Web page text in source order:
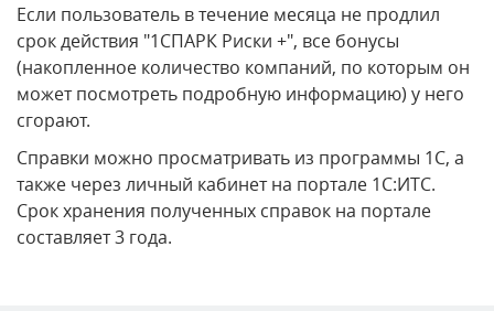
Если пользователь в течение месяца не продлил
срок действия "1СПАРК Риски +", все бонусы
(накопленное количество компаний, по которым он
может посмотреть подробную информацию) у него
сгорают.
Справки можно просматривать из программы 1С, а
также через личный кабинет на портале 1С:ИТС.
Срок хранения полученных справок на портале
составляет 3 года.